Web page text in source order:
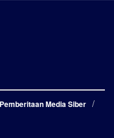
Media Siber